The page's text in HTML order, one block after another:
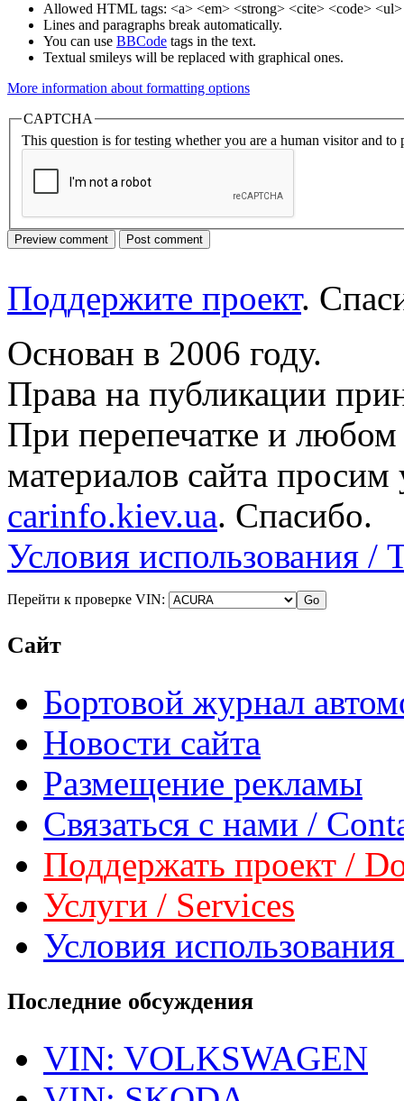
Allowed HTML tags: <a> <em> <strong> <cite> <code>
Lines and paragraphs break automatically.
You can use BBCode tags in the text.
Textual smileys will be replaced with graphical ones.
More information about formatting options
CAPTCHA
This question is for testing whether you are a human visitor and to
Поддержите проект.
Основан в 2006 году.
Права на публикации
При перепечатке и
материалов сайта просим
carinfo.kiev.ua. Спасибо.
Условия использования /
Перейти к проверке VIN:
Сайт
Бортовой журнал
Новости сайта
Размещение рекламы
Связаться с нами /
Поддержать проект /
Услуги / Services
Условия
Последние обсуждения
VIN: VOLKSWAGEN